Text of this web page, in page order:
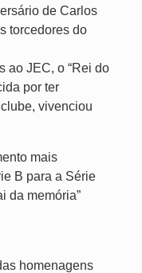
de Carlos
torcedores do
ao JEC, o “Rei do
por ter
vivenciou
mais
B para a Série
da memória”
homenagens